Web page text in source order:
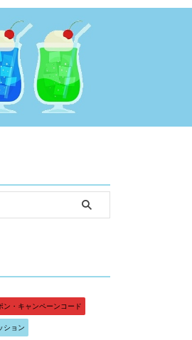
ン・キャンペーンコード
ション